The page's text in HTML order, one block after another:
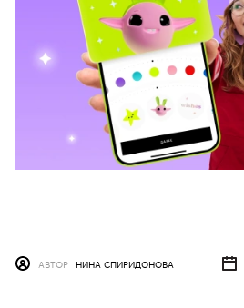
АВТОР НИНА СПИРИДОНОВА